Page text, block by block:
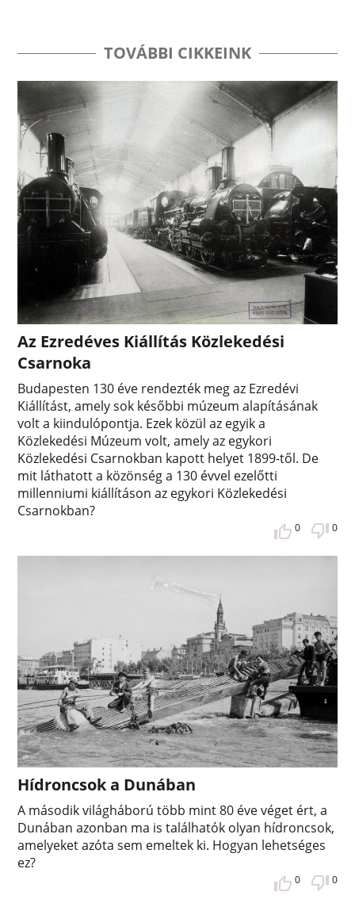
TOVÁBBI CIKKEINK
Az Ezredéves Kiállítás Közlekedési
Csarnoka
Budapesten 130 éve rendezték meg az Ezredévi
Kiállítást, amely sok későbbi múzeum alapításának
volt a kiindulópontja. Ezek közül az egyik a
Közlekedési Múzeum volt, amely az egykori
Közlekedési Csarnokban kapott helyet 1899-től. De
mit láthatott a közönség a 130 évvel ezelőtti
millenniumi kiállításon az egykori Közlekedési
Csarnokban?
0 0
Hídroncsok a Dunában
A második világháború több mint 80 éve véget ért, a
Dunában azonban ma is találhatók olyan hídroncsok,
amelyeket azóta sem emeltek ki. Hogyan lehetséges
ez?
0 0